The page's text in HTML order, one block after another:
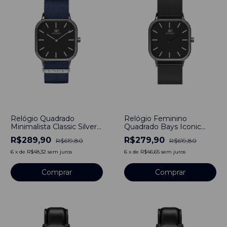
Relógio Quadrado
Minimalista Classic Silver
Pulseira de Nylon Nato
Otan Azul 40mm Aço
Inoxidável banhado a
R$289,90 R$619,80
6 x de R$48,32 sem juros
Comprar
Relógio Feminino
Quadrado Bays Iconic
Pulseira Aço Preto 40mm
Minimalista Aço
Inoxidável banhado a
R$279,90 R$619,80
6 x de R$46,65 sem juros
Comprar